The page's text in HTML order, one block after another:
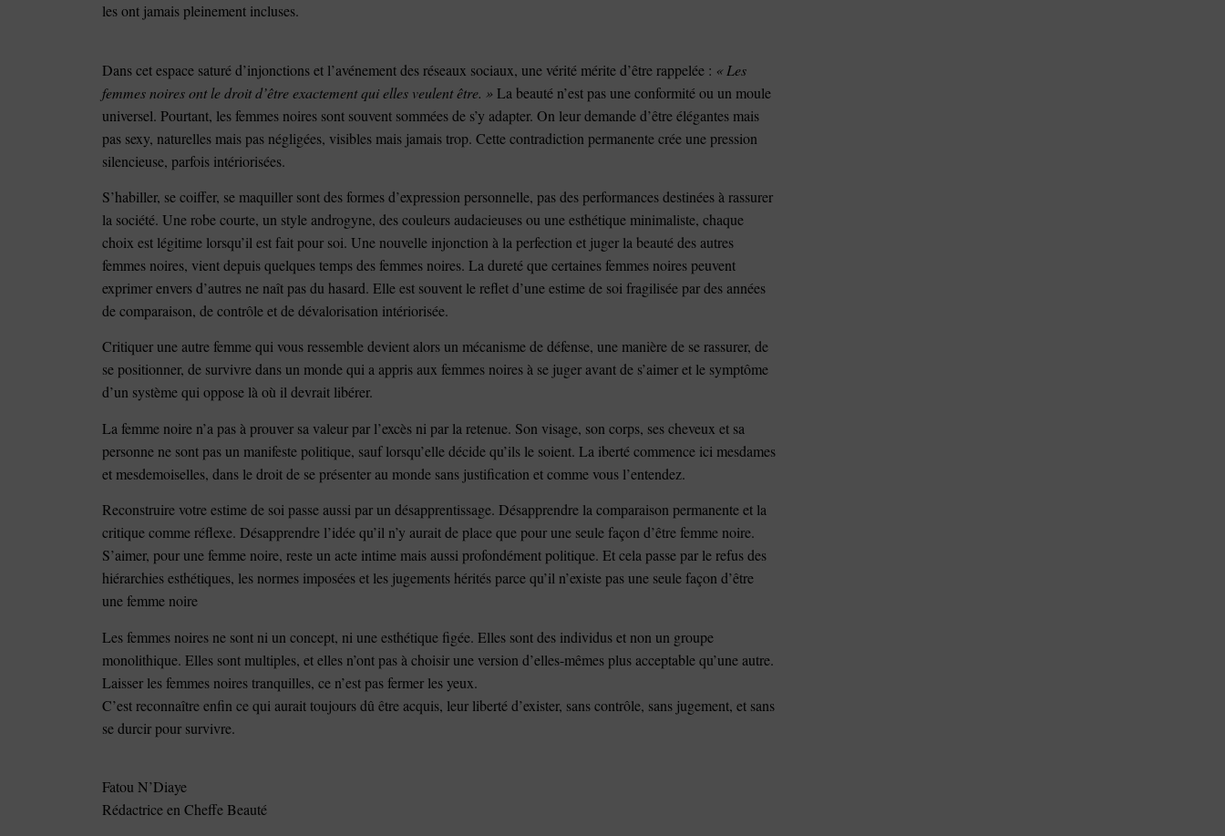
les ont jamais pleinement incluses.
Dans cet espace saturé d’injonctions et l’avénement des réseaux sociaux, une vérité mérite d’être rappelée : « Les
femmes noires ont le droit d’être exactement qui elles veulent être. » La beauté n’est pas une conformité ou un moule
universel. Pourtant, les femmes noires sont souvent sommées de s’y adapter. On leur demande d’être élégantes mais
pas sexy, naturelles mais pas négligées, visibles mais jamais trop. Cette contradiction permanente crée une pression
silencieuse, parfois intériorisées.
S’habiller, se coiffer, se maquiller sont des formes d’expression personnelle, pas des performances destinées à rassurer
la société. Une robe courte, un style androgyne, des couleurs audacieuses ou une esthétique minimaliste, chaque
choix est légitime lorsqu’il est fait pour soi. Une nouvelle injonction à la perfection et juger la beauté des autres
femmes noires, vient depuis quelques temps des femmes noires. La dureté que certaines femmes noires peuvent
exprimer envers d’autres ne naît pas du hasard. Elle est souvent le reflet d’une estime de soi fragilisée par des années
de comparaison, de contrôle et de dévalorisation intériorisée.
Critiquer une autre femme qui vous ressemble devient alors un mécanisme de défense, une manière de se rassurer, de
se positionner, de survivre dans un monde qui a appris aux femmes noires à se juger avant de s’aimer et le symptôme
d’un système qui oppose là où il devrait libérer.
La femme noire n’a pas à prouver sa valeur par l’excès ni par la retenue. Son visage, son corps, ses cheveux et sa
personne ne sont pas un manifeste politique, sauf lorsqu’elle décide qu’ils le soient. La iberté commence ici mesdames
et mesdemoiselles, dans le droit de se présenter au monde sans justification et comme vous l’entendez.
Reconstruire votre estime de soi passe aussi par un désapprentissage. Désapprendre la comparaison permanente et la
critique comme réflexe. Désapprendre l’idée qu’il n’y aurait de place que pour une seule façon d’être femme noire.
S’aimer, pour une femme noire, reste un acte intime mais aussi profondément politique. Et cela passe par le refus des
hiérarchies esthétiques, les normes imposées et les jugements hérités parce qu’il n’existe pas une seule façon d’être
une femme noire
Les femmes noires ne sont ni un concept, ni une esthétique figée. Elles sont des individus et non un groupe
monolithique. Elles sont multiples, et elles n’ont pas à choisir une version d’elles-mêmes plus acceptable qu’une autre.
Laisser les femmes noires tranquilles, ce n’est pas fermer les yeux.
C’est reconnaître enfin ce qui aurait toujours dû être acquis, leur liberté d’exister, sans contrôle, sans jugement, et sans
se durcir pour survivre.
Fatou N’Diaye
Rédactrice en Cheffe Beauté